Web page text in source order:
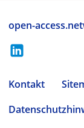
open-
Kontakt